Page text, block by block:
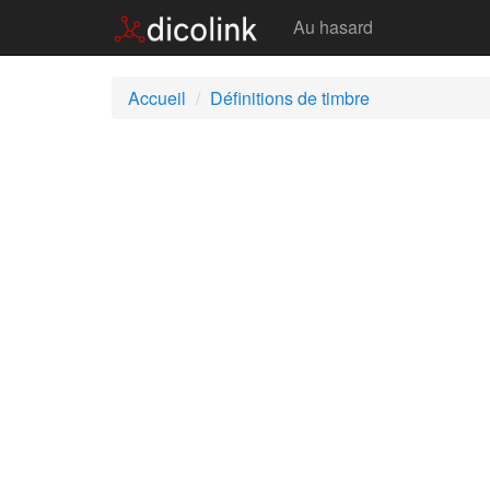
Au hasard
Accueil Définitions de timbre
Timbre